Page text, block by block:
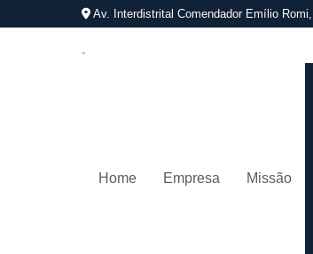
Av. Interdistrital Comendador Emílio
Home Empresa Missão